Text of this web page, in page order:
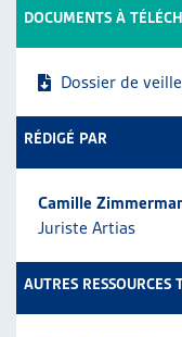
NOS PUBLICATIONS
VEILLE
RESSOURCES
AUTRES
DOCUMENTS À
Dossier de
RÉDIGÉ PAR
Camille
Juriste Artias
AUTRES RESSOURCES